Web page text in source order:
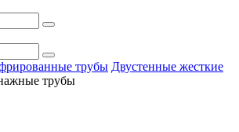
трубы Двустенные жесткие
трубы